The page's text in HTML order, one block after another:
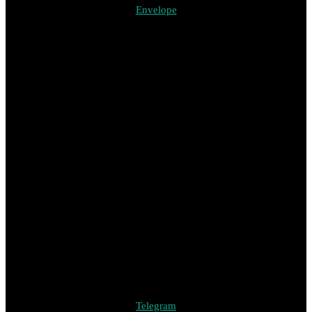
Envelope
Telegram